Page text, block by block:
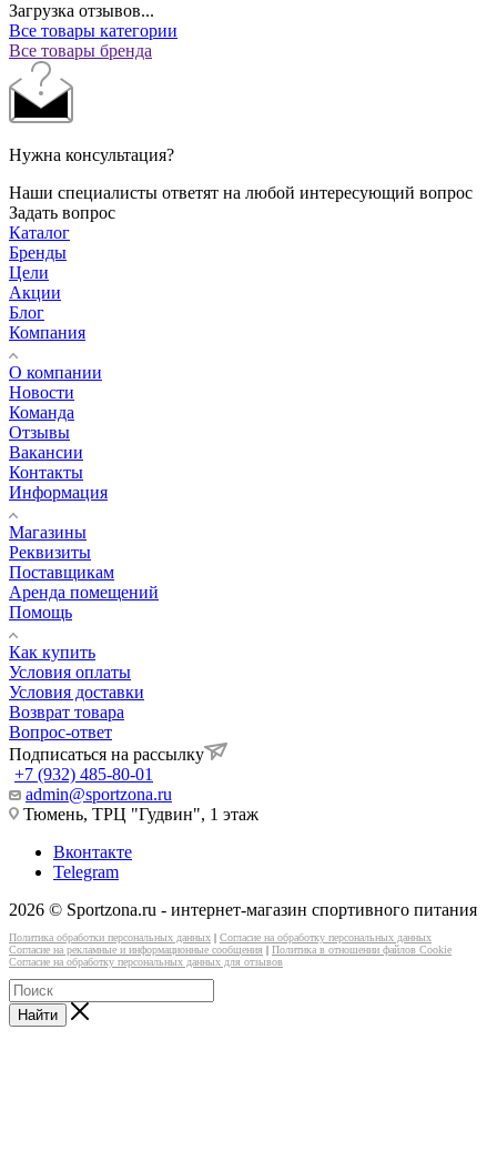
Загрузка отзывов...
Все товары категории
Все товары бренда
Нужна консультация?
Наши специалисты ответят на любой интересующий вопрос
Задать вопрос
Каталог
Бренды
Цели
Акции
Блог
Компания
О компании
Новости
Команда
Отзывы
Вакансии
Контакты
Информация
Магазины
Реквизиты
Поставщикам
Аренда помещений
Помощь
Как купить
Условия оплаты
Условия доставки
Возврат товара
Вопрос-ответ
Подписаться на рассылку
+7 (932) 485-80-01
admin@sportzona.ru
Тюмень, ТРЦ "Гудвин", 1 этаж
Вконтакте
Telegram
2026 © Sportzona.ru - интернет-магазин спортивного питания
Политика обработки персональных данных | Согласие на обработку персональных данных
Согласие на рекламные и информационные сообщения | Политика в отношении файлов Cookie
Согласие на обработку персональных данных для отзывов
Найти